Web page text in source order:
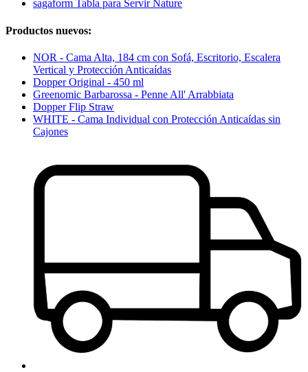
sagaform Tabla para Servir Nature
Productos nuevos:
NOR - Cama Alta, 184 cm con Sofá, Escritorio, Escalera
Vertical y Protección Anticaídas
Dopper Original - 450 ml
Greenomic Barbarossa - Penne All' Arrabbiata
Dopper Flip Straw
WHITE - Cama Individual con Protección Anticaídas sin
Cajones